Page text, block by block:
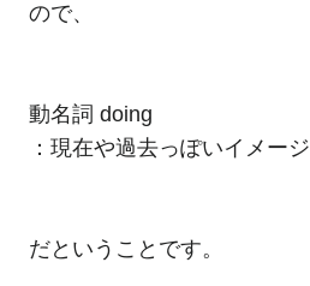
ので、
動名詞 doing
：現在や過去っぽいイメージ
だということです。